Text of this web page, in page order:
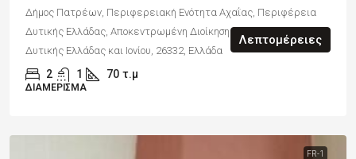
Δήμος Πατρέων, Περιφερειακή Ενότητα Αχαΐας, Περιφέρεια
Δυτικής Ελλάδας, Αποκεντρωμένη Διοίκηση Πελοποννήσου,
Δυτικής Ελλάδας και Ιονίου, 26332, Ελλάδα
2 1 70 τ.μ
ΔΙΑΜΈΡΙΣΜΑ
Λεπτομέρειες
FR-1